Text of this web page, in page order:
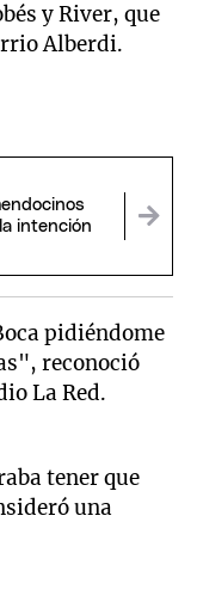
y River, que
Alberdi.
intención
pidiéndome
reconoció
La Red.
tener que
una